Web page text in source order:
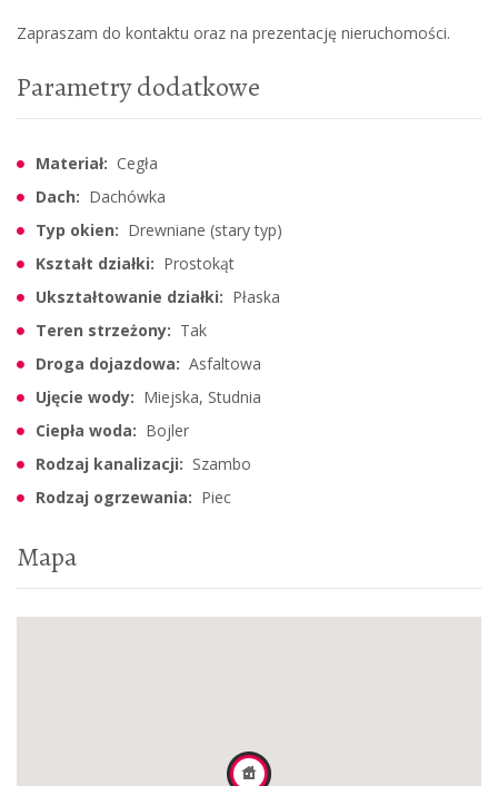
Zapraszam do kontaktu oraz na prezentację nieruchomości.
Parametry dodatkowe
Materiał: Cegła
Dach: Dachówka
Typ okien: Drewniane (stary typ)
Kształt działki: Prostokąt
Ukształtowanie działki: Płaska
Teren strzeżony: Tak
Droga dojazdowa: Asfaltowa
Ujęcie wody: Miejska, Studnia
Ciepła woda: Bojler
Rodzaj kanalizacji: Szambo
Rodzaj ogrzewania: Piec
Mapa